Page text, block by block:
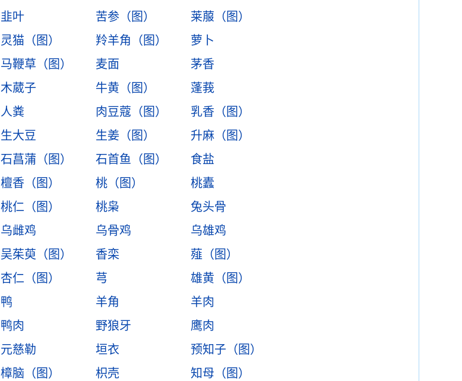
韭叶 苦参（图）
莱菔（图）
灵猫（图） 羚羊角（图）
萝卜
马鞭草（图） 麦面
茅香
木葳子 牛黄（图）
蓬莪
人粪 肉豆蔻（图）
乳香（图）
生大豆 生姜（图）
升麻（图）
石菖蒲（图） 石首鱼（图）
食盐
檀香（图） 桃（图）
桃蠹
桃仁（图） 桃枭
兔头骨
乌雌鸡 乌骨鸡
乌雄鸡
吴茱萸（图） 香栾
薤（图）
杏仁（图） 芎
雄黄（图）
鸭 羊角
羊肉
鸭肉 野狼牙
鹰肉
元慈勒 垣衣
预知子（图）
樟脑（图） 枳壳
知母（图）